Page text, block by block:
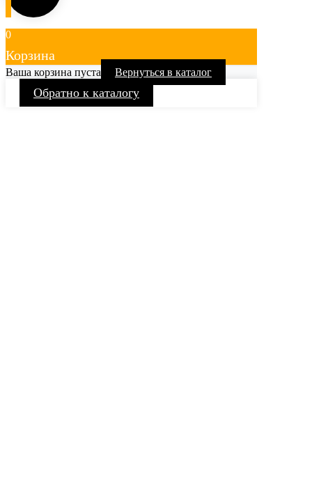
0
Корзина
Ваша корзина пуста Вернуться в каталог
Обратно к каталогу